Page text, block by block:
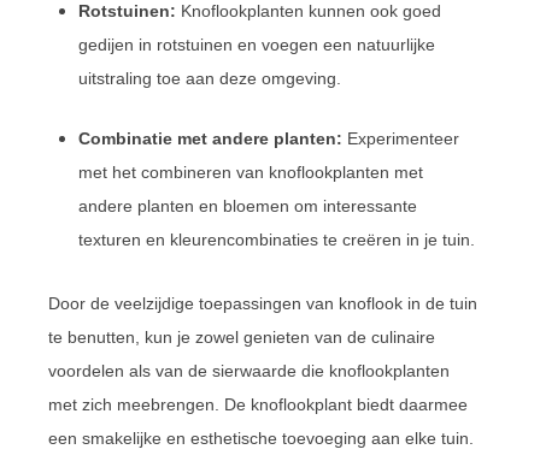
Rotstuinen: Knoflookplanten kunnen ook goed
gedijen in rotstuinen en voegen een natuurlijke
uitstraling toe aan deze omgeving.
Combinatie met andere planten: Experimenteer
met het combineren van knoflookplanten met
andere planten en bloemen om interessante
texturen en kleurencombinaties te creëren in je tuin.
Door de veelzijdige toepassingen van knoflook in de tuin
te benutten, kun je zowel genieten van de culinaire
voordelen als van de sierwaarde die knoflookplanten
met zich meebrengen. De knoflookplant biedt daarmee
een smakelijke en esthetische toevoeging aan elke tuin.